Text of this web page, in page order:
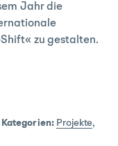
Jahr die
zu gestalten.
Kategorien: Projekte,